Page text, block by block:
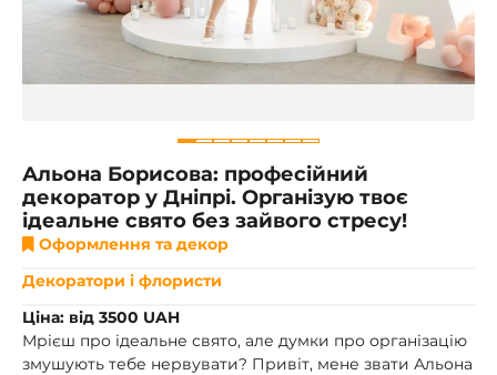
8
Альона Борисова: професійний
декоратор у Дніпрі. Організую твоє
ідеальне свято без зайвого стресу!
Оформлення та декор
Декоратори і флористи
Ціна: від 3500 UAH
Мрієш про ідеальне свято, але думки про організацію
змушують тебе нервувати? Привіт, мене звати Альона